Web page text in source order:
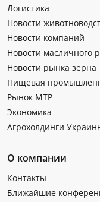
Логистика
Новости
Новости компаний
Новости масличного
Новости рынка зерна
Пищевая
Рынок МТР
Экономика
Агрохолдинги
О компании
Контакты
Ближайшие